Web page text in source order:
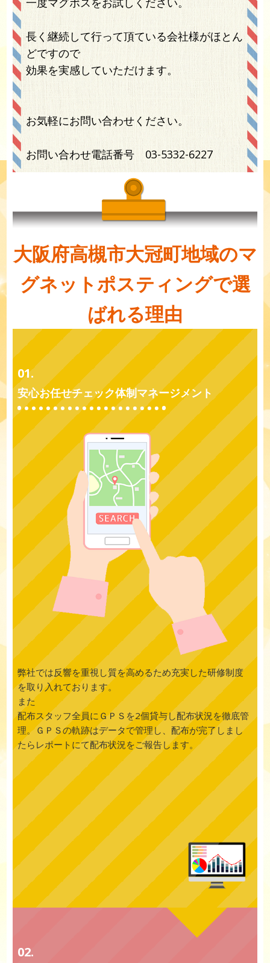
長く継続して行って頂ている会社様がほとん
どですので
効果を実感していただけます。
お気軽にお問い合わせください。
お問い合わせ電話番号 03-5332-6227
大阪府高槻市大冠町地域のマ
グネットポスティングで選
ばれる理由
01.
安心お任せチェック体制マネージメント
弊社では反響を重視し質を高めるため充実した研修制度
を取り入れております。
また
配布スタッフ全員にＧＰＳを2個貸与し配布状況を徹底管
理。ＧＰＳの軌跡はデータで管理し、配布が完了しまし
たらレポートにて配布状況をご報告します。
02.